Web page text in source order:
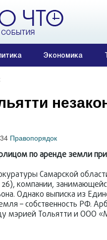
Экономика
Правопорядок
по аренде земли
Самарской
компании,
Однако выписка из
– собственность РФ.
мэрией Тольятти и ООО